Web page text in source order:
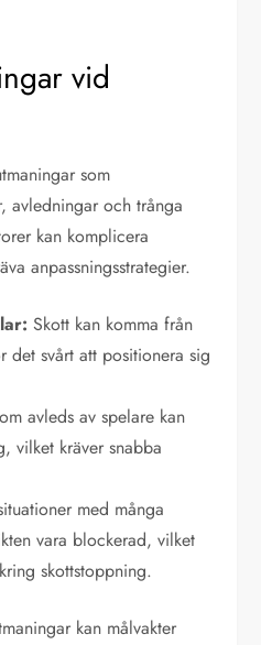
vid
som
avledningar och trånga
kan komplicera
anpassningsstrategier.
Skott kan komma från
det svårt att positionera sig
avleds av spelare kan
vilket kräver snabba
med många
vara blockerad, vilket
skottstoppning.
kan målvakter